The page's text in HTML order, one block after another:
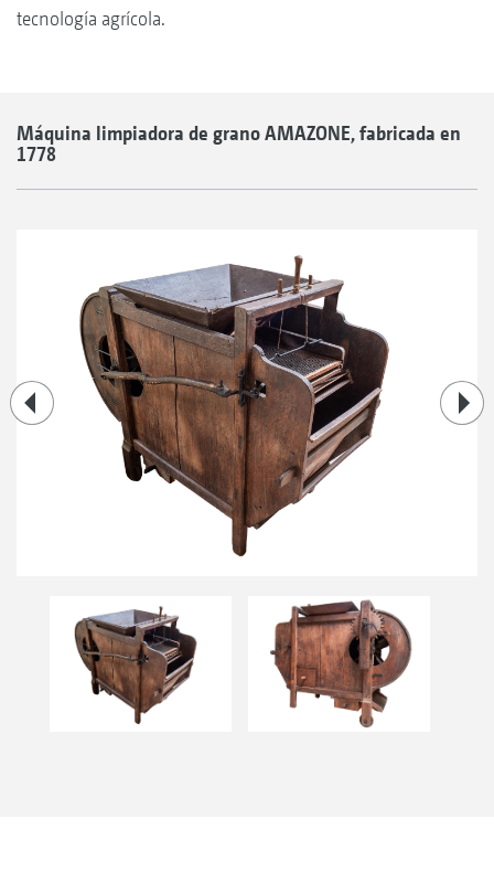
tecnología agrícola.
Máquina limpiadora de grano AMAZONE, fabricada en
1778